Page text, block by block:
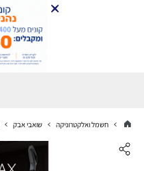
חשמל ואלקטרוניקה שואבי אבק